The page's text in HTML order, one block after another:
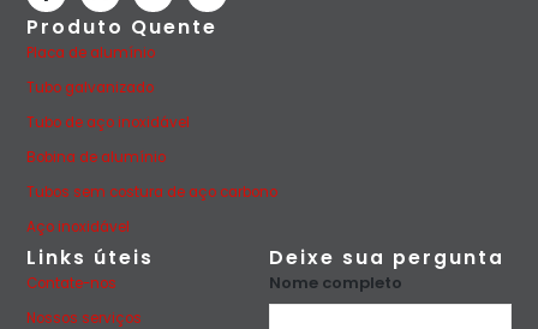
Produto Quente
Placa de alumínio
Tubo galvanizado
Tubo de aço inoxidável
Bobina de alumínio
Tubos sem costura de aço carbono
Aço inoxidável
Links úteis
Contate-nos
Nossos serviços
Deixe sua pergunta
Nome completo